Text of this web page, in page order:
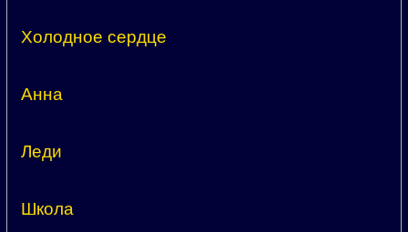
Холодное сердце
Анна
Леди
Школа